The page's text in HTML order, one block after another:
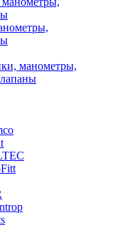
манометры,